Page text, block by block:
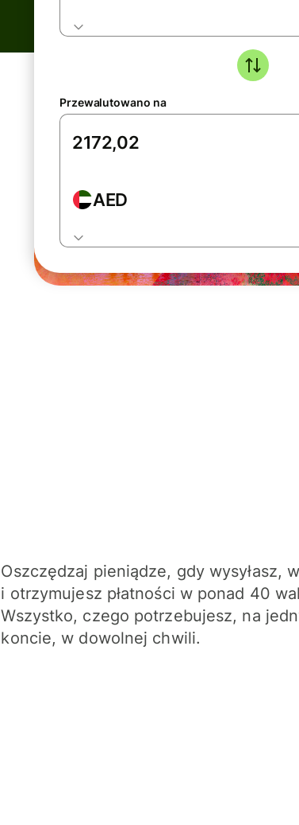
Przewalutowano na
AED
Oszczędzaj pieniądze, gdy wysyłasz,
i otrzymujesz płatności w ponad 40
Wszystko, czego potrzebujesz, na
koncie, w dowolnej chwili.